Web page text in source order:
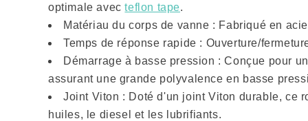
optimale avecteflon tape.
Matériau du corps de vanne : Fabriqué en
Temps de réponse rapide : Ouverture/
Démarrage à basse pression : Conçue pour
assurant une grande polyvalence en basse
Joint Viton : Doté d'un joint Viton durable, ce
huiles, le diesel et les lubrifiants.